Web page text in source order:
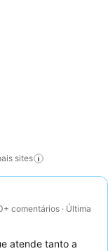
sites
comentários · Última
atende tanto a